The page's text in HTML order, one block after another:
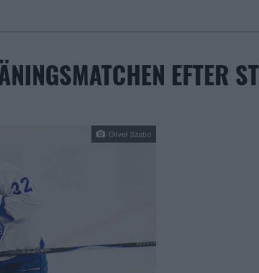
EFTER
Oliver Szabo